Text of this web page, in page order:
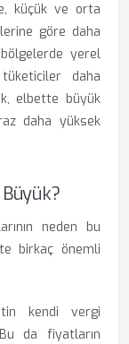
küçük ve orta
göre daha
yerel
daha
elbette büyük
daha yüksek
neden bu
birkaç önemli
kendi vergi
da fiyatların